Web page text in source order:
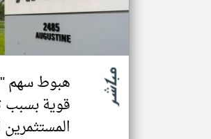
قوية بسبب
المستثمرين